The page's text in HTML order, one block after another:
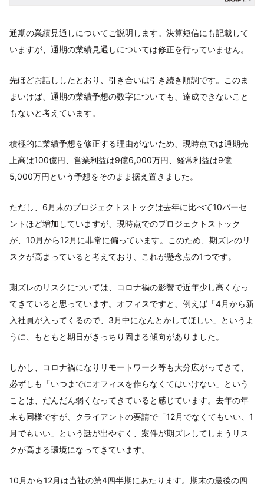
通期の業績見通しについてご説明します。決算短信にも記載して
いますが、通期の業績見通しについては修正を行っていません。
先ほどお話ししたとおり、引き合いは引き続き順調です。このま
まいけば、通期の業績予想の数字についても、達成できないこと
もないと考えています。
積極的に業績予想を修正する理由がないため、現時点では通期売
上高は100億円、営業利益は9億6,000万円、経常利益は9億
5,000万円という予想をそのまま据え置きました。
ただし、6月末のプロジェクトストックは去年に比べて10パーセ
ントほど増加していますが、現時点でのプロジェクトストック
が、10月から12月に非常に偏っています。このため、期ズレのリ
スクが高まっていると考えており、これが懸念点の1つです。
期ズレのリスクについては、コロナ禍の影響で近年少し高くなっ
てきていると思っています。オフィスですと、例えば「4月から新
入社員が入ってくるので、3月中になんとかしてほしい」というよ
うに、もともと期日がきっちり固まる傾向がありました。
しかし、コロナ禍になりリモートワーク等も大分広がってきて、
必ずしも「いつまでにオフィスを作らなくてはいけない」という
ことは、だんだん弱くなってきていると感じています。去年の年
末も同様ですが、クライアントの要請で「12月でなくてもいい、1
月でもいい」という話が出やすく、案件が期ズレしてしまうリス
クが高まる環境になってきています。
10月から12月は当社の第4四半期にあたります。期末の最後の四